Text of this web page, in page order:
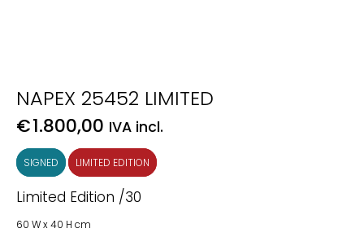
NAPEX 25452 LIMITED
€1.800,00 IVA incl.
SIGNED LIMITED EDITION
Limited Edition /30
60 W x 40 H cm